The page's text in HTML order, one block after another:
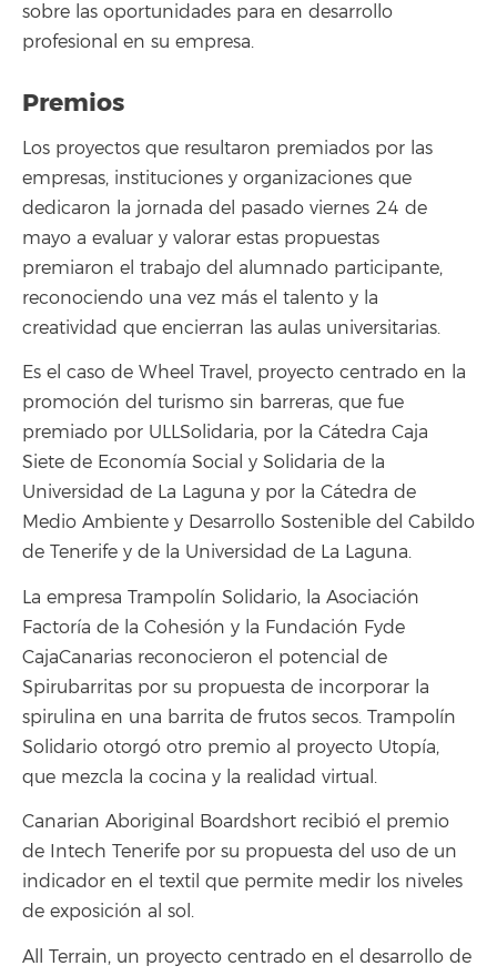
sobre las oportunidades para en desarrollo
profesional en su empresa.
Premios
Los proyectos que resultaron premiados por las
empresas, instituciones y organizaciones que
dedicaron la jornada del pasado viernes 24 de
mayo a evaluar y valorar estas propuestas
premiaron el trabajo del alumnado participante,
reconociendo una vez más el talento y la
creatividad que encierran las aulas universitarias.
Es el caso de Wheel Travel, proyecto centrado en la
promoción del turismo sin barreras, que fue
premiado por ULLSolidaria, por la Cátedra Caja
Siete de Economía Social y Solidaria de la
Universidad de La Laguna y por la Cátedra de
Medio Ambiente y Desarrollo Sostenible del Cabildo
de Tenerife y de la Universidad de La Laguna.
La empresa Trampolín Solidario, la Asociación
Factoría de la Cohesión y la Fundación Fyde
CajaCanarias reconocieron el potencial de
Spirubarritas por su propuesta de incorporar la
spirulina en una barrita de frutos secos. Trampolín
Solidario otorgó otro premio al proyecto Utopía,
que mezcla la cocina y la realidad virtual.
Canarian Aboriginal Boardshort recibió el premio
de Intech Tenerife por su propuesta del uso de un
indicador en el textil que permite medir los niveles
de exposición al sol.
All Terrain, un proyecto centrado en el desarrollo de